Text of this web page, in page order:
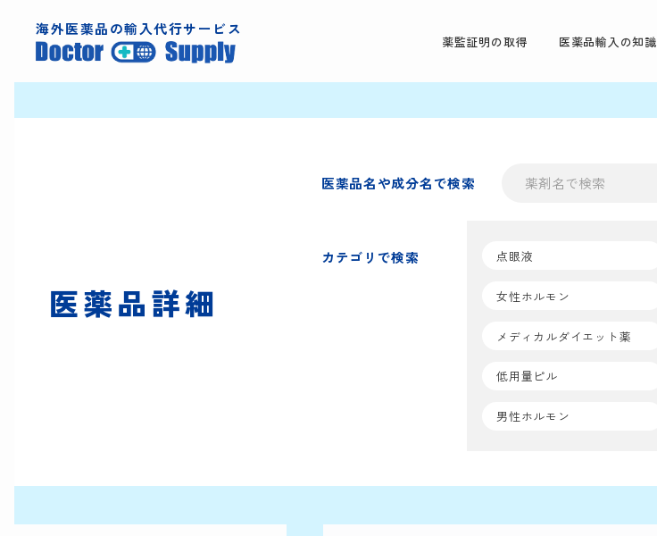
海外医薬品の輸入代行サービス
薬監証明の取得 医薬品輸入の知識
医薬品詳細
医薬品名や成分名で検索
カテゴリで検索 点眼液
女性ホルモン
メディカルダイエット薬
低用量ピル
男性ホルモン